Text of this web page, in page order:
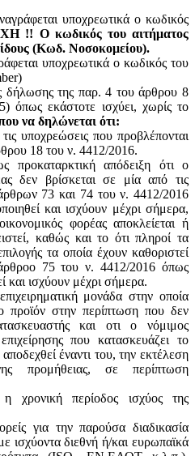
υποχρεωτικά ο κωδικός
!! Ο κωδικός του αιτήματος
(Κωδ. Νοσοκομείου).
υποχρεωτικά ο κωδικός του
δήλωσης της παρ. 4 του άρθρου 8
εκάστοτε ισχύει, χωρίς το
να δηλώνεται ότι:
υποχρεώσεις που προβλέπονται
18 του ν. 4412/2016.
προκαταρκτική απόδειξη ότι ο
δεν βρίσκεται σε μία από τις
73 και 74 του ν. 4412/2016
και ισχύουν μέχρι σήμερα,
φορέας αποκλείεται ή
καθώς και το ότι πληροί τα
τα οποία έχουν καθοριστεί
75 του ν. 4412/2016 όπως
και ισχύουν μέχρι σήμερα.
μονάδα στην οποία
προϊόν στην περίπτωση που δεν
και oτι ο νόμιμος
που κατασκευάζει το
αποδεχθεί έναντι του, την εκτέλεση
προμήθειας, σε περίπτωση
χρονική περίοδος ισχύος της
για την παρούσα διαδικασία
ισχύοντα διεθνή ή/και ευρωπαϊκά